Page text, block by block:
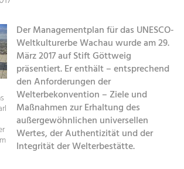
Tourismus
Forstwirtschaft
und Pflege der
und
und Forschung.
Der Managementplan für das UNESCO-
Weltkulturerbe Wachau wurde am 29.
März 2017 auf Stift Göttweig
präsentiert. Er enthält – entsprechend
den Anforderungen der
Welterbekonvention – Ziele und
Maßnahmen zur Erhaltung des
außergewöhnlichen universellen
Wertes, der Authentizität und der
Integrität der Welterbestätte.